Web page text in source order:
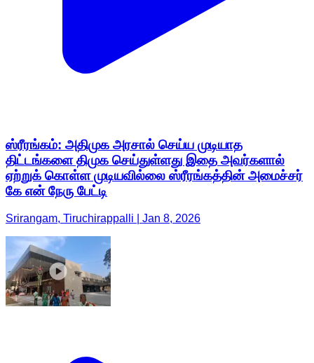
ஸ்ரீரங்கம்: அதிமுக அரசால் செய்ய முடியாத
திட்டங்களை திமுக செய்துள்ளது இதை அவர்களால்
ஏற்றுக் கொள்ள முடியவில்லை ஸ்ரீரங்கத்தின் அமைச்சர்
கே என் நேரு பேட்டி
Srirangam, Tiruchirappalli | Jan 8, 2026